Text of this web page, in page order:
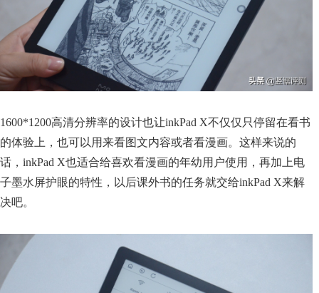
1600*1200高清分辨率的设计也让inkPad X不仅仅只停留在看书
的体验上，也可以用来看图文内容或者看漫画。这样来说的
话，inkPad X也适合给喜欢看漫画的年幼用户使用，再加上电
子墨水屏护眼的特性，以后课外书的任务就交给inkPad X来解
决吧。